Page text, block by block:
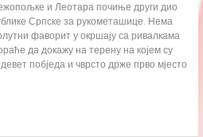
и Леотара почиње други дио
Српске за рукометашице. Нема
фаворит у окршају са ривалкама
да докажу на терену на којем су
побједа и чврсто држе прво мјесто